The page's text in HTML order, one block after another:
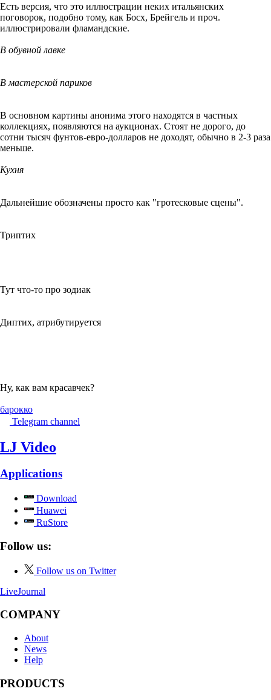
Есть версия, что это иллюстрации неких итальянских
поговорок, подобно тому, как Босх, Брейгель и проч.
иллюстрировали фламандские.
В обувной лавке
В мастерской париков
В основном картины анонима этого находятся в частных
коллекциях, появляются на аукционах. Стоят не дорого, до
сотни тысяч фунтов-евро-долларов не доходят, обычно в 2-3 раза
меньше.
Кухня
Дальнейшие обозначены просто как "гротесковые сцены".
Триптих
Тут что-то про зодиак
Диптих, атрибутируется
Ну, как вам красавчек?
барокко
Telegram channel
LJ Video
Applications
Download
Huawei
RuStore
Follow us:
Follow us on Twitter
LiveJournal
COMPANY
About
News
Help
PRODUCTS